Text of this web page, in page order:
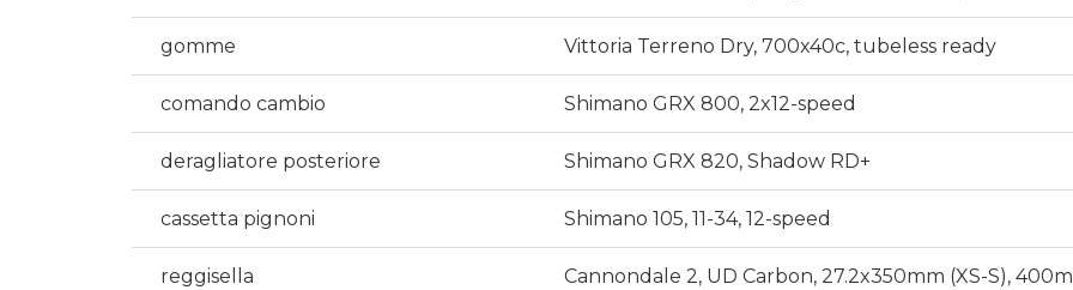
gomme Vittoria Terreno Dry, 700x40c, tubeless ready
comando cambio Shimano GRX 800, 2x12-speed
deragliatore posteriore Shimano GRX 820, Shadow RD+
cassetta pignoni Shimano 105, 11-34, 12-speed
reggisella Cannondale 2, UD Carbon, 27.2x350mm (XS-S),